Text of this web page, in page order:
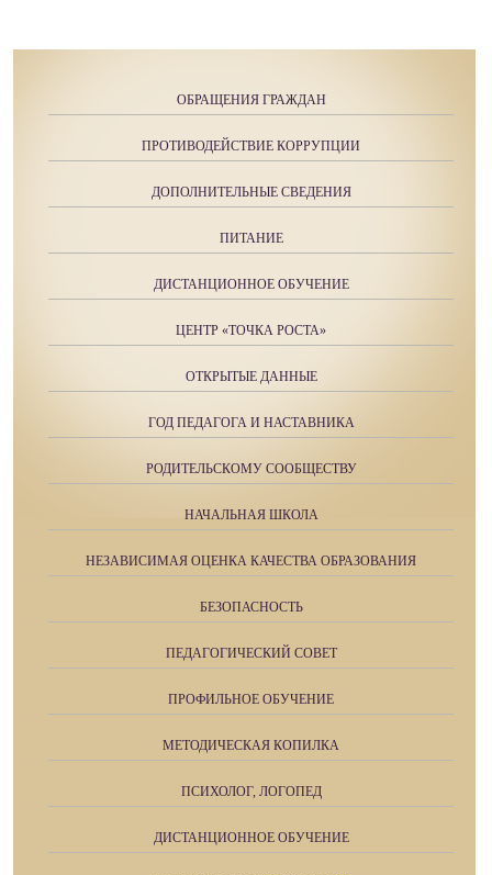
ОБРАЩЕНИЯ ГРАЖДАН
ПРОТИВОДЕЙСТВИЕ КОРРУПЦИИ
ДОПОЛНИТЕЛЬНЫЕ СВЕДЕНИЯ
ПИТАНИЕ
ДИСТАНЦИОННОЕ ОБУЧЕНИЕ
ЦЕНТР «ТОЧКА РОСТА»
ОТКРЫТЫЕ ДАННЫЕ
ГОД ПЕДАГОГА И НАСТАВНИКА
РОДИТЕЛЬСКОМУ СООБЩЕСТВУ
НАЧАЛЬНАЯ ШКОЛА
НЕЗАВИСИМАЯ ОЦЕНКА КАЧЕСТВА ОБРАЗОВАНИЯ
БЕЗОПАСНОСТЬ
ПЕДАГОГИЧЕСКИЙ СОВЕТ
ПРОФИЛЬНОЕ ОБУЧЕНИЕ
МЕТОДИЧЕСКАЯ КОПИЛКА
ПСИХОЛОГ, ЛОГОПЕД
ДИСТАНЦИОННОЕ ОБУЧЕНИЕ